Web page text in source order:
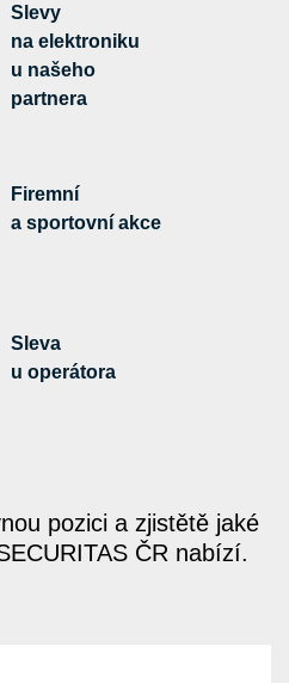
Slevy
na elektroniku
u našeho
partnera
Firemní
a sportovní akce
Sleva
u operátora
pozici a zjistětě jaké
ČR nabízí.